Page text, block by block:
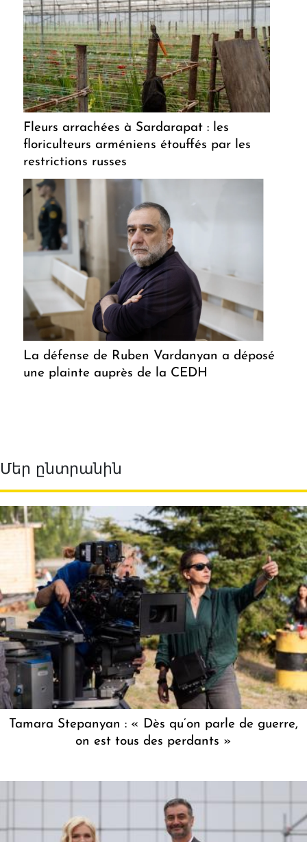
Fleurs arrachées à Sardarapat : les
floriculteurs arméniens étouffés par les
restrictions russes
La défense de Ruben Vardanyan a déposé
une plainte auprès de la CEDH
Մեր ընտրանին
Tamara Stepanyan : « Dès qu’on parle de guerre,
on est tous des perdants »